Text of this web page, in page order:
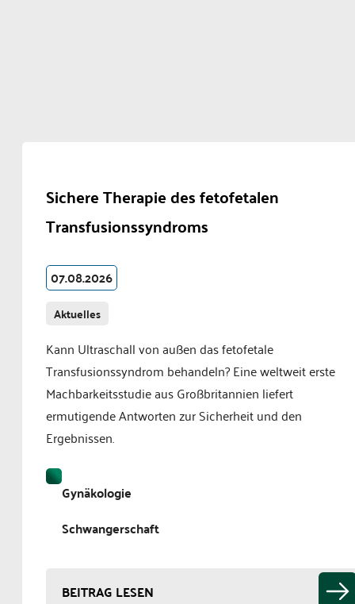
Sichere Therapie des fetofetalen
Transfusionssyndroms
07.08.2026
Aktuelles
Kann Ultraschall von außen das fetofetale
Transfusionssyndrom behandeln? Eine weltweit erste
Machbarkeitsstudie aus Großbritannien liefert
ermutigende Antworten zur Sicherheit und den
Ergebnissen.
Gynäkologie
Schwangerschaft
BEITRAG LESEN